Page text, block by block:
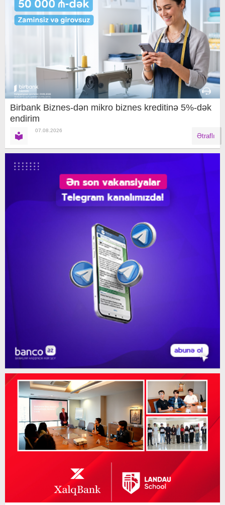
Birbank Biznes-dən mikro biznes kreditinə 5%-dək
endirim
07.08.2026
Ətraflı